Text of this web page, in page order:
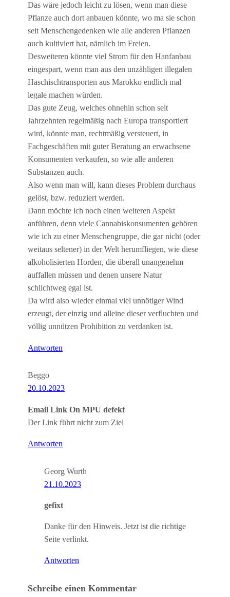
Das wäre jedoch leicht zu lösen, wenn man diese
Pflanze auch dort anbauen könnte, wo ma sie schon
seit Menschengedenken wie alle anderen Pflanzen
auch kultiviert hat, nämlich im Freien.
Desweiteren könnte viel Strom für den Hanfanbau
eingespart, wenn man aus den unzähligen illegalen
Haschischtransporten aus Marokko endlich mal
legale machen würden.
Das gute Zeug, welches ohnehin schon seit
Jahrzehnten regelmäßig nach Europa transportiert
wird, könnte man, rechtmäßig versteuert, in
Fachgeschäften mit guter Beratung an erwachsene
Konsumenten verkaufen, so wie alle anderen
Substanzen auch.
Also wenn man will, kann dieses Problem durchaus
gelöst, bzw. reduziert werden.
Dann möchte ich noch einen weiteren Aspekt
anführen, denn viele Cannabiskonsumenten gehören
wie ich zu einer Menschengruppe, die gar nicht (oder
weitaus seltener) in der Welt herumfliegen, wie diese
alkoholisierten Horden, die überall unangenehm
auffallen müssen und denen unsere Natur
schlichtweg egal ist.
Da wird also wieder einmal viel unnötiger Wind
erzeugt, der einzig und alleine dieser verfluchten und
völlig unnützen Prohibition zu verdanken ist.
Antworten
Beggo
20.10.2023
Email Link On MPU defekt
Der Link führt nicht zum Ziel
Antworten
Georg Wurth
21.10.2023
gefixt
Danke für den Hinweis. Jetzt ist die richtige
Seite verlinkt.
Antworten
Schreibe einen Kommentar